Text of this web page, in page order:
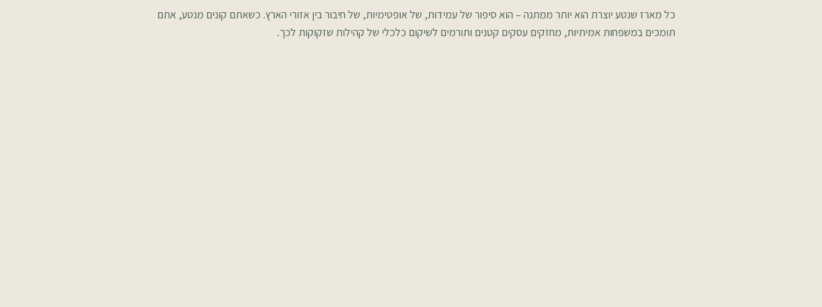
כל מארז שנטע יוצרת הוא יותר ממתנה – הוא סיפור של עמידות, של אופטימיות, של חיבור בין אזורי הארץ. כשאתם קונים מנטע, אתם
תומכים במשפחות אמיתיות, מחזקים עסקים קטנים ותורמים לשיקום כלכלי של קהילות שזקוקות לכך.